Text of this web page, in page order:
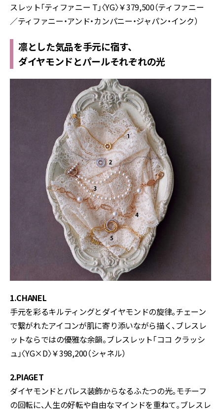
スレット「ティファニー T」〈YG〉￥379,500（ティファニー
／ティファニー・アンド・カンパニー・ジャパン・インク）
凛とした気品を手元に宿す、
ダイヤモンドとパールそれぞれの光
1.CHANEL
手元を彩るキルティングとダイヤモンドの旋律。チェーン
で繋がれたアイコンが肌に寄り添いながら描く、ブレスレ
ットならではの優雅な余韻。ブレスレット「ココ クラッシ
ュ」〈YG×D〉￥398,200（シャネル）
2.PIAGET
ダイヤモンドとパレス装飾からなるふたつの光。モチーフ
の回転に、人生の好転や自由なマインドを重ねて。ブレスレ